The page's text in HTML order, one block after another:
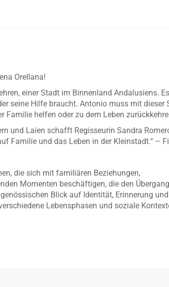
Orellana!
einer Stadt im Binnenland Andalusiens.
seine Hilfe braucht. Antonio muss mit dieser
Familie helfen oder zu dem Leben
und Laien schafft Regisseurin Sandra
Familie und das Leben in der Kleinstadt.“ –
die sich mit familiären Beziehungen,
Momenten beschäftigen, die den
Blick auf Identität, Erinnerung und
Lebensphasen und soziale